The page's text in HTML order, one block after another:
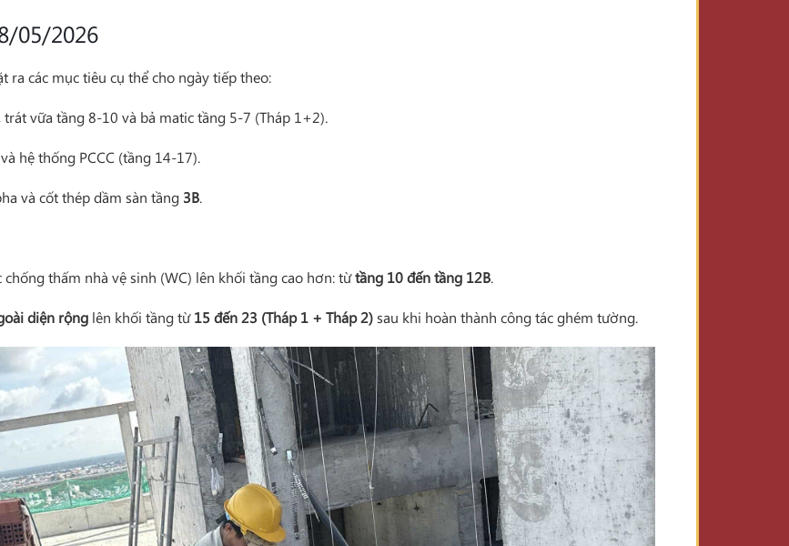
05/2026
ra các mục tiêu cụ thể cho ngày tiếp theo:
vữa tầng 8-10 và bả matic tầng 5-7 (Tháp 1+2).
hệ thống PCCC (tầng 14-17).
và cốt thép dầm sàn tầng 3B.
thấm nhà vệ sinh (WC) lên khối tầng cao hơn: từtầng 10 đến tầng 12B.
diện rộng lên khối tầng từ15 đến 23 (Tháp 1 + Tháp 2)sau khi hoàn thành công tác ghém tường.